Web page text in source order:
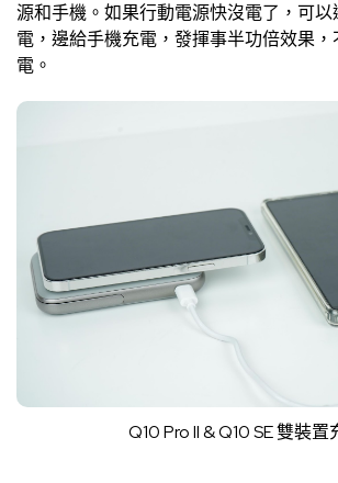
源和手機。如果行動電源快沒電了，可
電，邊給手機充電，發揮事半功倍效果
電。
Q10 Pro II & Q10 SE 雙裝置